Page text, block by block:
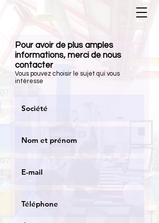
Pour avoir de plus amples
informations, merci de nous
contacter
Vous pouvez choisir le sujet qui vous
intéresse